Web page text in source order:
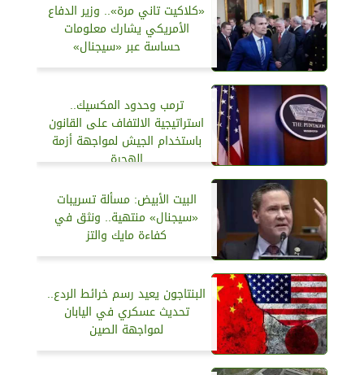
«كلاكيت تاني مرة».. وزير الدفاع
الأمريكي يشارك معلومات
حساسة عبر «سيجنال»
ترمب وحدود المكسيك..
استراتيجية الالتفاف على القانون
باستخدام الجيش لمواجهة أزمة
الهجرة
البيت الأبيض: مسألة تسريبات
«سيجنال» منتهية.. ونثق في
كفاءة مايك والتز
البنتاجون يعيد رسم خرائط الردع..
تحديث عسكري في اليابان
لمواجهة الصين